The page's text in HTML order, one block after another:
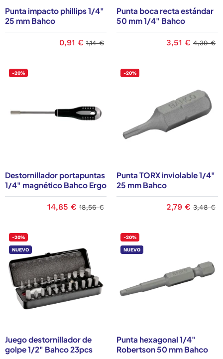
Punta impacto phillips 1/4"
25 mm Bahco
0,91 € 1,14 €
Punta boca recta estándar
50 mm 1/4" Bahco
3,51 € 4,39 €
-20%
Destornillador portapuntas
1/4" magnético Bahco Ergo
14,85 € 18,56 €
-20%
Punta TORX inviolable 1/4"
25 mm Bahco
2,79 € 3,48 €
-20%
NUEVO
Juego destornillador de
golpe 1/2" Bahco 23pcs
-20%
NUEVO
Punta hexagonal 1/4"
Robertson 50 mm Bahco